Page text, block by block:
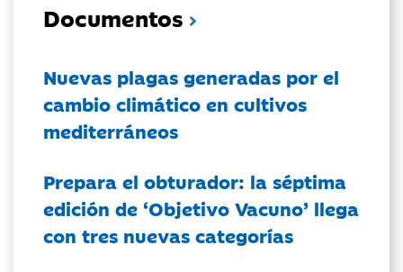
Documentos
Nuevas plagas generadas por el
cambio climático en cultivos
mediterráneos
Prepara el obturador: la séptima
edición de ‘Objetivo Vacuno’ llega
con tres nuevas categorías